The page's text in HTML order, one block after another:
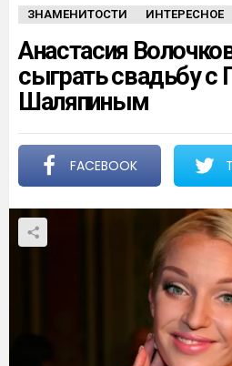
ЗНАМЕНИТОСТИ ИНТЕРЕСНОЕ
Анастасия
сыграть свадьбу
Шаляпиным
FACEBOOK